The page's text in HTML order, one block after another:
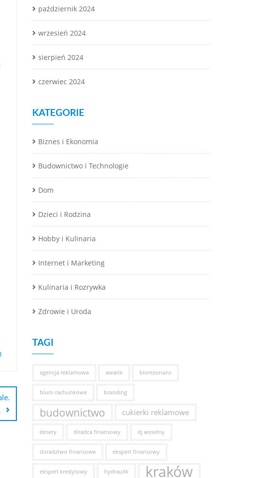
październik 2024
wrzesień 2024
sierpień 2024
czerwiec 2024
KATEGORIE
Biznes i Ekonomia
Budownictwo i Technologie
Dom
Dzieci i Rodzina
Hobby i Kulinaria
Internet i Marketing
Kulinaria i Rozrywka
Zdrowie i Uroda
TAGI
agencja reklamowa awarie biorezonans
biuro rachunkowe branding
budownictwo cukierki reklamowe
desery diradca finansowy dj weselny
doradztwo finansowe ekspert finansowy
ekspert kredytowy hydraulik kraków